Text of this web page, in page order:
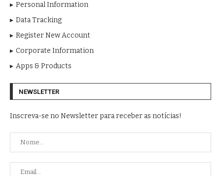
Personal Information
Data Tracking
Register New Account
Corporate Information
Apps & Products
NEWSLETTER
Inscreva-se no Newsletter para receber as notícias!